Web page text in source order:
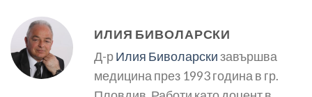
ИЛИЯ БИВОЛАРСКИ
Д-рИлия Биволарскизавършва
медицина през 1993 година в гр.